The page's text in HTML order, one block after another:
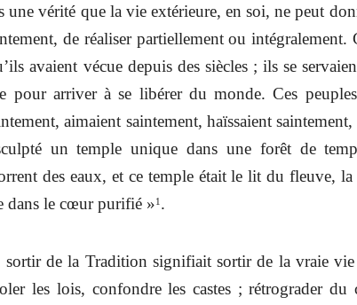
une vérité que la vie extérieure, en soi, ne peut
de réaliser partiellement ou intégralement.
avaient vécue depuis des siècles ; ils se
pour arriver à se libérer du monde. Ces
aimaient saintement, haïssaient
un temple unique dans une forêt de
des eaux, et ce temple était le lit du fleuve,
dans le cœur purifié »1 .
sortir de la Tradition signifiait sortir de la vraie vie
les lois, confondre les castes ; rétrograder du